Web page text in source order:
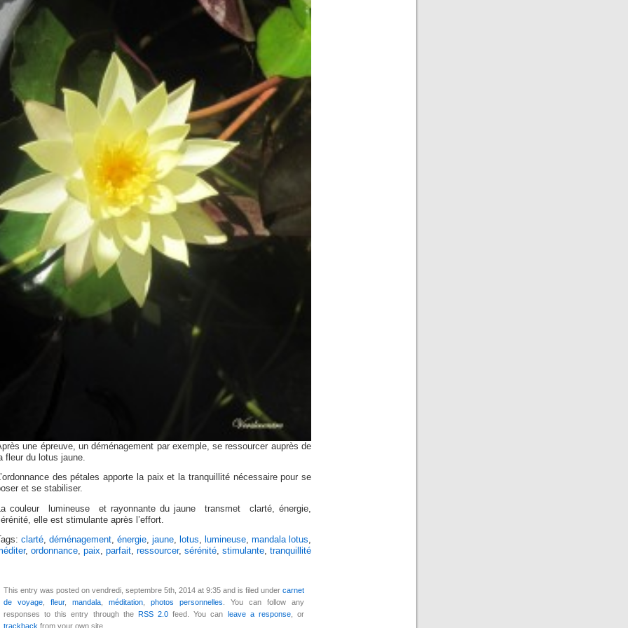
une épreuve, un déménagement par exemple, se ressourcer auprès de
fleur du lotus jaune.
des pétales apporte la paix et la tranquillité nécessaire pour se
et se stabiliser.
La couleur lumineuse et rayonnante du jaune transmet clarté, énergie,
elle est stimulante après l’effort.
Tags: clarté, déménagement, énergie, jaune, lotus, lumineuse, mandala lotus,
, ordonnance, paix, parfait, ressourcer, sérénité, stimulante, tranquillité
This entry was posted on vendredi, septembre 5th, 2014 at 9:35 and is filed under carnet
de voyage
fleur, mandala méditation photos personnelles . You can follow any
responses to this entry through the
RSS 2.0 feed. You can leave a response, or
trackback from your own site.